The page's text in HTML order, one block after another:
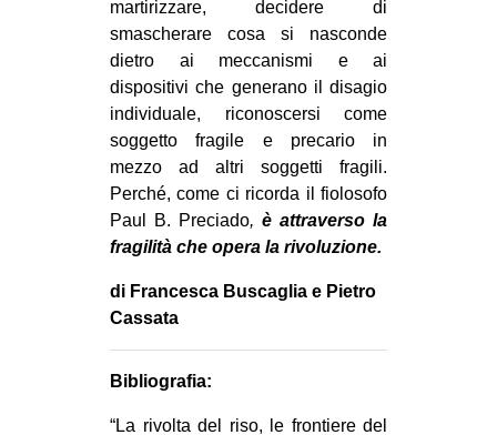
martirizzare, decidere di
smascherare cosa si nasconde
dietro ai meccanismi e ai
dispositivi che generano il disagio
individuale, riconoscersi come
soggetto fragile e precario in
mezzo ad altri soggetti fragili.
Perché, come ci ricorda il fiolosofo
Paul B. Preciado, è attraverso la
fragilità che opera la rivoluzione.
di Francesca Buscaglia e Pietro
Cassata
Bibliografia:
“La rivolta del riso, le frontiere del